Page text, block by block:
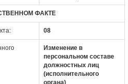
ФАКТЕ
08
Изменение в
персональном составе
должностных лиц
(исполнительного
органа)